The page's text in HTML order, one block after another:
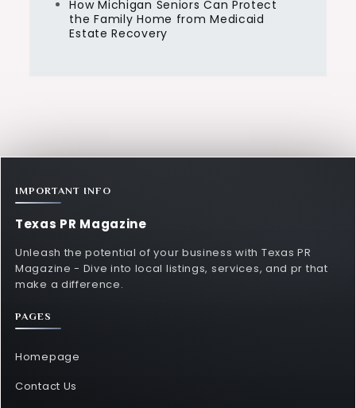
How Michigan Seniors Can Protect
the Family Home from Medicaid
Estate Recovery
IMPORTANT INFO
Texas PR Magazine
Unleash the potential of your business with Texas PR
Magazine - Dive into local listings, services, and pr that
make a difference.
PAGES
Homepage
Contact Us